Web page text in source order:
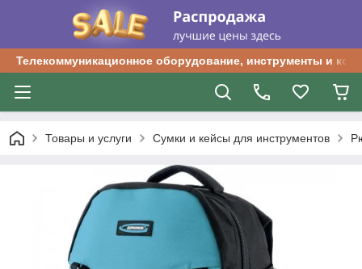
Телекоммуникационное оборудование, инструменты и
Товары и услуги Сумки и кейсы для инструментов